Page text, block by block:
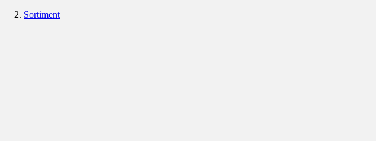
Sortiment